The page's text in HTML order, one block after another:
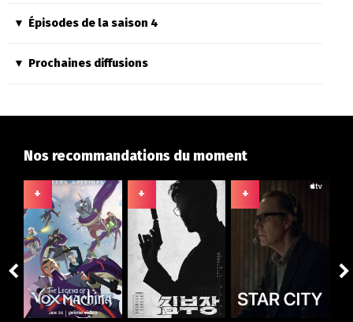
Épisodes de la saison 4
Prochaines diffusions
Nos recommandations du moment
+ + +